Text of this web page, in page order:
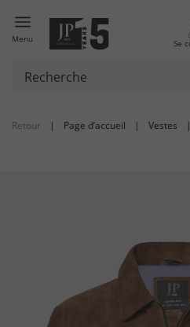
Menu Se
Retour | Page d’accueil | Vestes |